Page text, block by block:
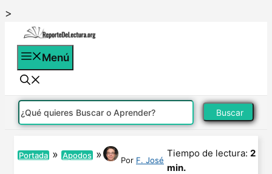
>
contenido
Menú
Buscar
Portada » Apodos » Por F. José
Tiempo de lectura: 2
min.